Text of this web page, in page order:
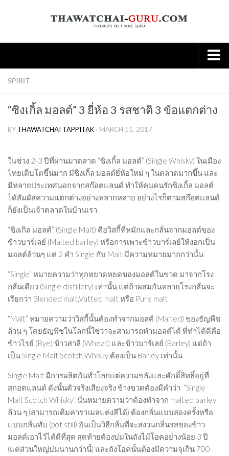
Home
Wine
Old World
Knowledge
Tasting Note
Wine & Food
Beer
Cocktail
Travel & Tasted
Food
News
Contact
SPIRIT
“ซิงเกิ้ล มอลต์” 3 ยี่ห้อ 3 รสชาติ 3 ข้อแตกต่าง
BY THAWATCHAI TAPPITAK · MARCH 11, 2017
ในช่วง 2-3 ปีที่ผ่านมาตลาด “ซิงเกิ้ล มอลต์” (Single Whisky) ในเมือง
ไทยเติบโตขึ้นมาก มีซิงเกิ้ล มอลต์ยี่ห้อใหม่ ๆ ในตลาดมากขึ้น และ
มีหลายประเทศนอกจากสก๊อตแลนด์ ทำให้คนคนรักซิงเกิ้ล มอลต์
ได้สัมผัสความแตกต่างอย่างหลากหลาย อย่างไรก็ตามสก๊อตแลนด์
ก็ยังเป็นเจ้าตลาดในบ้านเรา
“ซิงเกิล มอลต์” (Single Malt) คือวิสกี้ที่หมักและกลั่นจากมอลต์ของ
ข้าวบาร์เลย์ (Malted barley) หรือการเพาะข้าวบาร์เลย์ให้งอกเป็น
มอลต์ล้วนๆ แต่ 2 คำ Single กับ Malt มีความหมายมากกว่านั้น
“Single” หมายความว่าทุกหยาดหยดของมอลต์ในขวด มาจากโรง
กลั่นเดียว (Single distillery) เท่านั้น แต่ถ้าผสมกันหลายโรงกลั่นจะ
เรียกว่า Blended malt,Vatted malt หรือ Pure malt
“Malt” หมายความว่าวิสกี้นั้นต้องทำจากมอลต์ (Malted) ของธัญพืช
ล้วน ๆ โดยธัญพืชในโลกนี้ใช่ว่าจะสามารถทำมอลต์ได้ ที่ทำได้ดีคือ
ข้าวไรย์ (Rye) ข้าวสาลี (Wheat) และข้าวบาร์เลย์ (Barley) แต่ถ้า
เป็น Single Malt Scotch Whisky ต้องเป็น Barley เท่านั้น
Single Malt มีการผลิตกันทั่วโลกแต่ความขลังและศักดิ์สิทธิ์อยู่ที่
สกอตแลนด์ ดังนั้นตัวจริงเสียงจริง ข้างขวดต้องมีคำว่า “Single
Malt Scotch Whisky” นั่นหมายความว่าต้องทำจาก malted barley
ล้วน ๆ (สามารถเติมคาราเมลแต่งสีได้) ต้องกลั่นแบบสองครั้งหรือ
แบบกลั่นทับ (pot still) อันเป็นวิธีกลั่นที่จะสงวนกลิ่นรสของข้าว
มอลต์เอาไว้ได้ดีที่สุด สุดท้ายต้องบ่มในถังไม้โอคอย่างน้อย 3 ปี
(แต่ส่วนใหญ่บ่มนานกว่านี้) และถังโอคนั้นต้องมีความจุเกิน 700